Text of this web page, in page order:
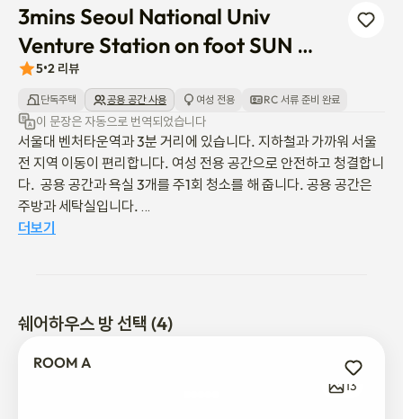
3mins Seoul National Univ
Venture Station on foot SUN
HOUSE
5•2 리뷰
단독주택 공용 공간 사용 여성 전용 RC 서류 준비 완료
이 문장은 자동으로 번역되었습니다
서울대 벤처타운역과 3분 거리에 있습니다. 지하철과 가까워 서울
전 지역 이동이 편리합니다. 여성 전용 공간으로 안전하고 청결합니
다.  공용 공간과 욕실 3개를 주1회 청소를 해 줍니다. 공용 공간은
주방과 세탁실입니다.
복도에 CCTV가 있고 각 방마다 iot  도어락이 장착되어 있어 안전
서울대 입구와 지하철로 9분 거리에 있습니다. 관악산이 가깝습니
다.
주변에 도림천이 있어 산책하기가 좋습니다.
지하철로 강남과는 26분, 홍대 입구와는 27분,  서울역과는 33분
더보기
쉐어하우스 방 선택 (4)
ROOM A
13